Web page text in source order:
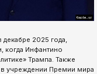
2025 года,
когда Инфантино
Трампа. Также
учреждении Премии мира